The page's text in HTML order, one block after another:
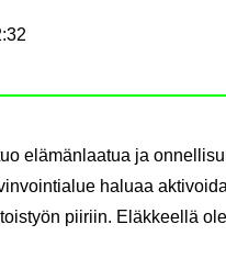
elä­män­laa­tua ja
ha­lu­aa
pii­riin. Eläk­keel­lä